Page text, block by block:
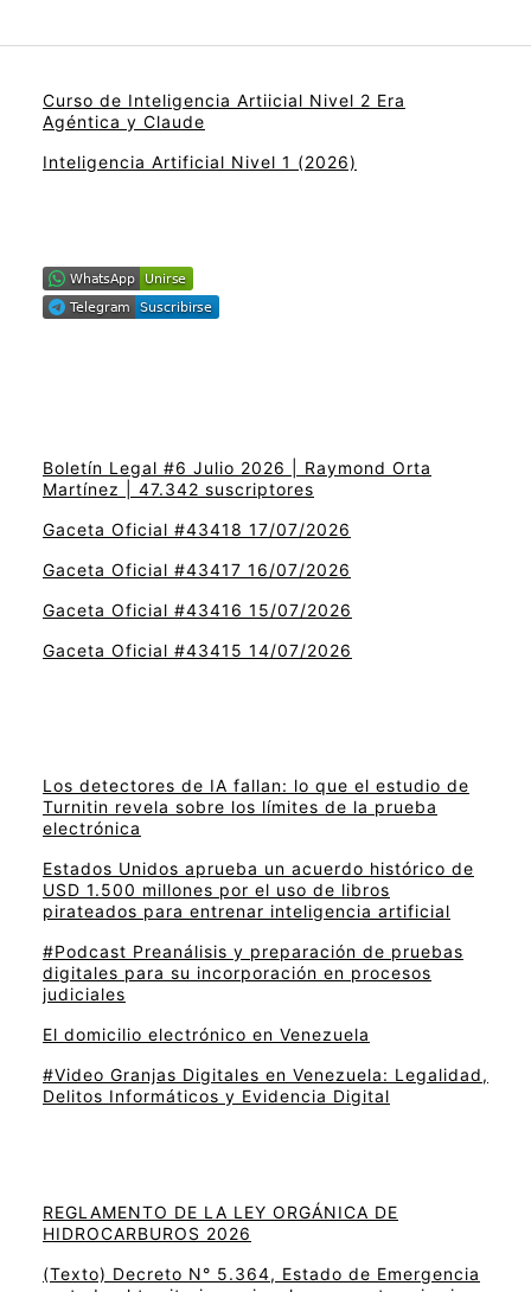
Curso de Inteligencia Artiicial Nivel 2 Era
Agéntica y Claude
Inteligencia Artificial Nivel 1 (2026)
Boletín Legal #6 Julio 2026 | Raymond Orta
Martínez | 47.342 suscriptores
Gaceta Oficial #43418 17/07/2026
Gaceta Oficial #43417 16/07/2026
Gaceta Oficial #43416 15/07/2026
Gaceta Oficial #43415 14/07/2026
Los detectores de IA fallan: lo que el estudio de
Turnitin revela sobre los límites de la prueba
electrónica
Estados Unidos aprueba un acuerdo histórico de
USD 1.500 millones por el uso de libros
pirateados para entrenar inteligencia artificial
#Podcast Preanálisis y preparación de pruebas
digitales para su incorporación en procesos
judiciales
El domicilio electrónico en Venezuela
#Video Granjas Digitales en Venezuela: Legalidad,
Delitos Informáticos y Evidencia Digital
REGLAMENTO DE LA LEY ORGÁNICA DE
HIDROCARBUROS 2026
(Texto) Decreto N° 5.364, Estado de Emergencia